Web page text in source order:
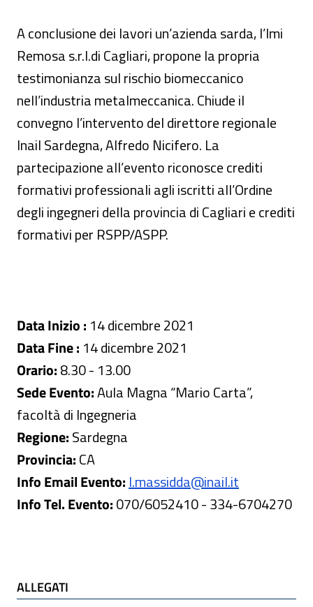
A conclusione dei lavori un’azienda sarda, l’Imi
Remosa s.r.l.di Cagliari, propone la propria
testimonianza sul rischio biomeccanico
nell’industria metalmeccanica. Chiude il
convegno l’intervento del direttore regionale
Inail Sardegna, Alfredo Nicifero. La
partecipazione all’evento riconosce crediti
formativi professionali agli iscritti all’Ordine
degli ingegneri della provincia di Cagliari e crediti
formativi per RSPP/ASPP.
Data Inizio : 14 dicembre 2021
Data Fine : 14 dicembre 2021
Orario:8.30 - 13.00
Sede Evento:Aula Magna “Mario Carta”,
facoltà di Ingegneria
Regione:Sardegna
Provincia:CA
Info Email Evento: l.massidda@inail.it
Info Tel. Evento:070/6052410 - 334-6704270
ALLEGATI e TI POTREBBE INTERESSARE
ALLEGATI